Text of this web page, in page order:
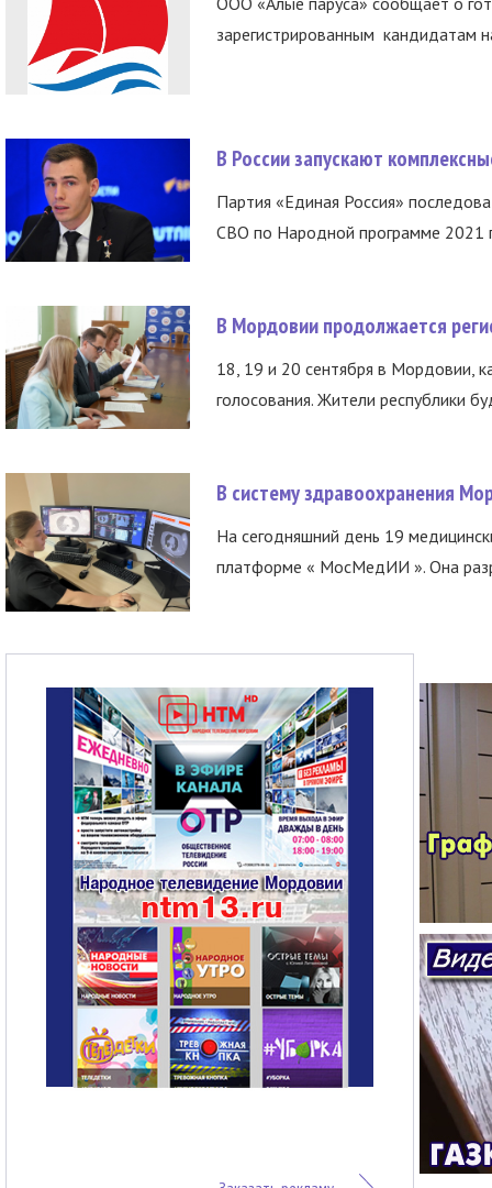
зарегистрированным кандидатам
В России запускают
Партия «Единая Россия»
СВО по Народной программе 2021
В Мордовии продолжается
18, 19 и 20 сентября в Мордовии,
голосования. Жители республики
В систему здравоохранения
На сегодняшний день 19
платформе « МосМедИИ ». Она